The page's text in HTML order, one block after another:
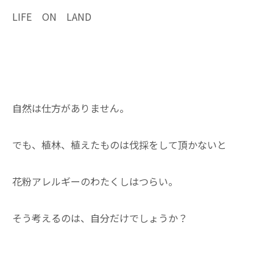
LIFE ON LAND
自然は仕方がありません。
でも、植林、植えたものは伐採をして頂かないと
花粉アレルギーのわたくしはつらい。
そう考えるのは、自分だけでしょうか？